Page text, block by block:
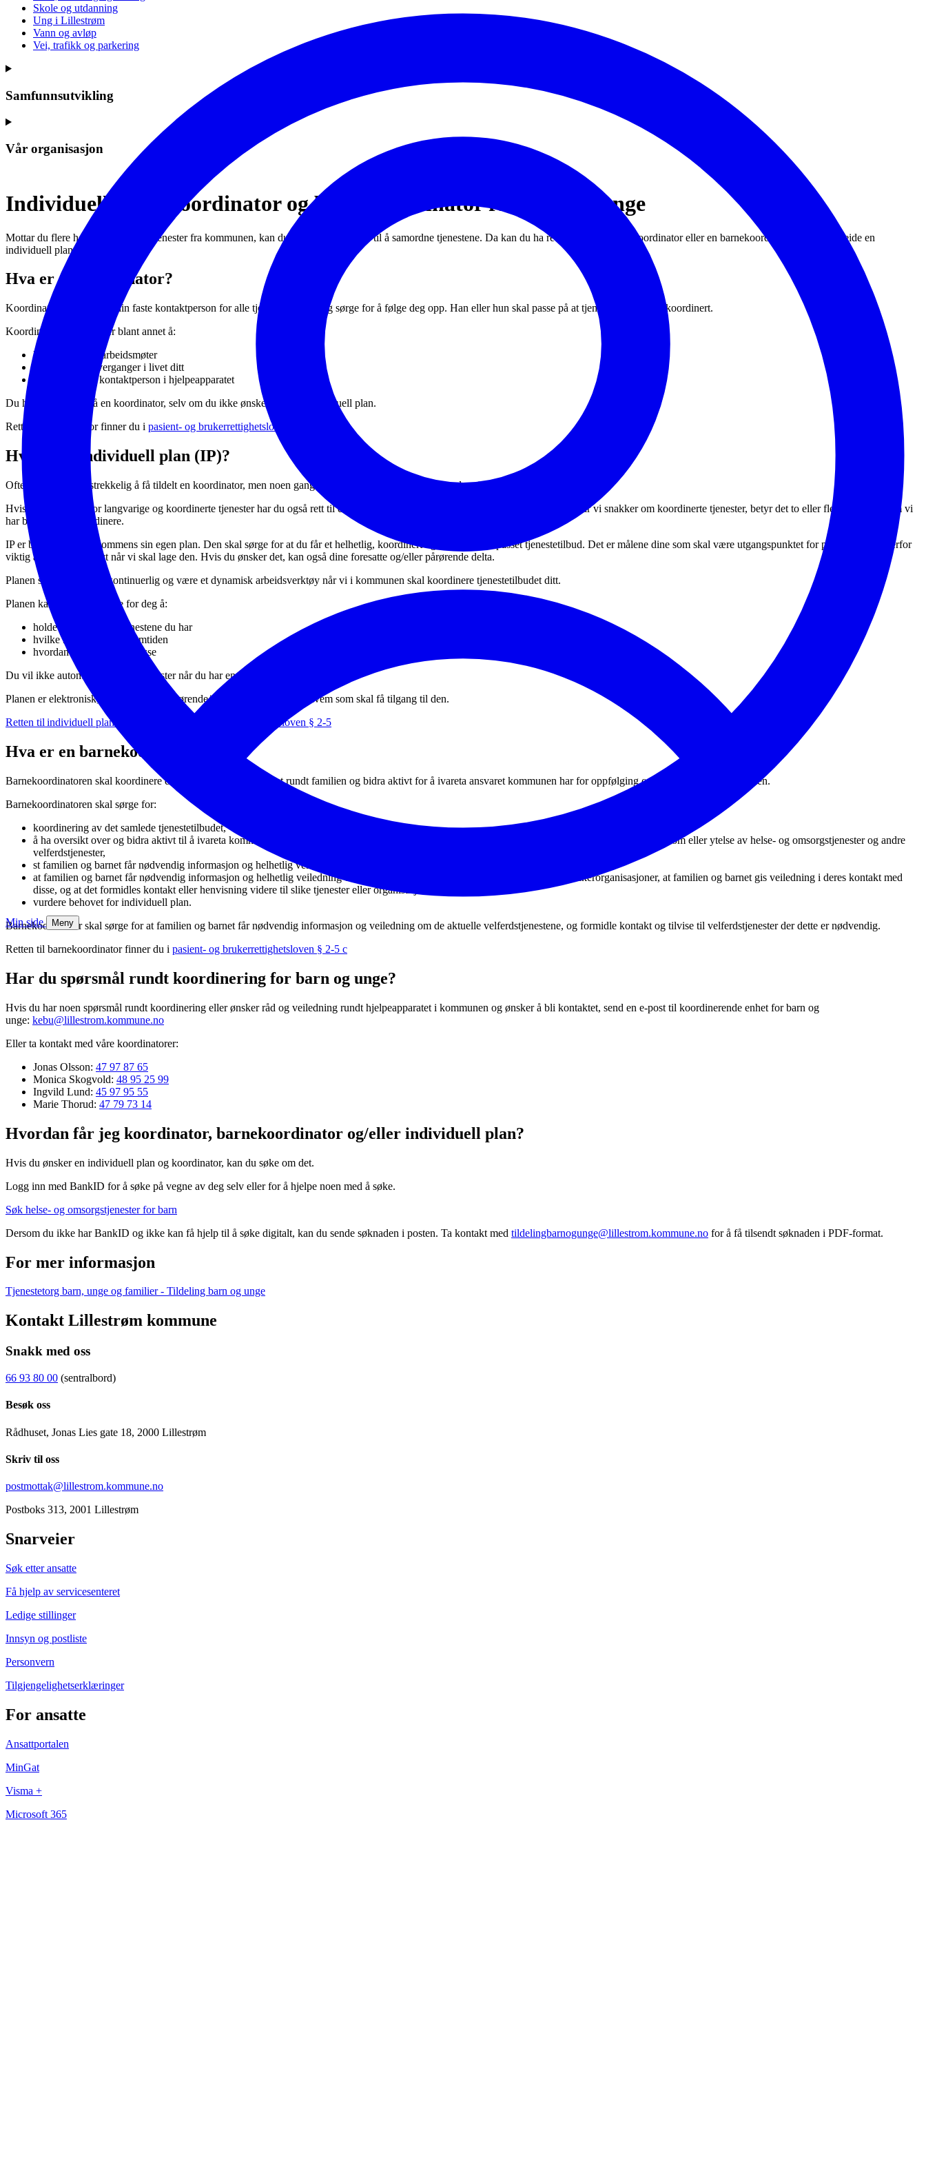
Min side Meny
Skole og utdanning
Ung i Lillestrøm
Vann og avløp
Vei, trafikk og parkering
Samfunnsutvikling
Vår organisasjon
Individuell plan, koordinator og barnekoordinator for barn og unge
Mottar du flere helse- og omsorgstjenester fra kommunen, kan du ha behov for hjelp til å samordne tjenestene. Da kan du ha rett til å få tildelt en koordinator eller en barnekoordinator og få utarbeide en
individuell plan (IP).
Hva er en koordinator?
Koordinatoren skal være din faste kontaktperson for alle tjenestene dine, og sørge for å følge deg opp. Han eller hun skal passe på at tjenestene dine blir koordinert.
Koordinatorens ansvar er blant annet å:
kalle inn til samarbeidsmøter
hjelpe til ved overganger i livet ditt
være familiens kontaktperson i hjelpeapparatet
Du har fortsatt rett på en koordinator, selv om du ikke ønsker å ha en individuell plan.
Retten til koordinator finner du i pasient- og brukerrettighetsloven 2-5 b
Hva er en individuell plan (IP)?
Ofte vil det være tilstrekkelig å få tildelt en koordinator, men noen ganger er det også hensiktsmessig med en individuell plan (IP).
Hvis du har behov for langvarige og koordinerte tjenester har du også rett til en IP. Med langvarige menes normalt lengre enn to år. Når vi snakker om koordinerte tjenester, betyr det to eller flere tjenester som vi
har behov for å koordinere.
IP er barnet eller ungdommens sin egen plan. Den skal sørge for at du får et helhetlig, koordinert og individuelt tilpasset tjenestetilbud. Det er målene dine som skal være utgangspunktet for planen. Det er derfor
viktig at du deltar aktivt når vi skal lage den. Hvis du ønsker det, kan også dine foresatte og/eller pårørende delta.
Planen skal oppdateres kontinuerlig og være et dynamisk arbeidsverktøy når vi i kommunen skal koordinere tjenestetilbudet ditt.
Planen kan gjøre det lettere for deg å:
holde oversikt over tjenestene du har
hvilke mål du har for fremtiden
hvordan du skal oppnå disse
Du vil ikke automatisk få flere tjenester når du har en individuell plan.
Planen er elektronisk, og du og dine pårørende/foresatte samtykker til hvem som skal få tilgang til den.
Retten til individuell plan finner du i pasient- og brukerrettighetsloven § 2-5
Hva er en barnekoordinator?
Barnekoordinatoren skal koordinere det samlede tjenestetilbudet rundt familien og bidra aktivt for å ivareta ansvaret kommunen har for oppfølging og tilrettelegging for familien.
Barnekoordinatoren skal sørge for:
koordinering av det samlede tjenestetilbudet,
å ha oversikt over og bidra aktivt til å ivareta kommunens ansvar for nødvendig oppfølging og tilrettelegging for familien og barnet i form av tilbud om eller ytelse av helse- og omsorgstjenester og andre
velferdstjenester,
st familien og barnet får nødvendig informasjon og helhetlig veiledning om helse- og omsorgstjenestetilbudet,
at familien og barnet får nødvendig informasjon og helhetlig veiledning om andre velferdstjenester og relevante pasient- og brukerorganisasjoner, at familien og barnet gis veiledning i deres kontakt med
disse, og at det formidles kontakt eller henvisning videre til slike tjenester eller organisasjoner.
vurdere behovet for individuell plan.
Barnekoordinator skal sørge for at familien og barnet får nødvendig informasjon og veiledning om de aktuelle velferdstjenestene, og formidle kontakt og tilvise til velferdstjenester der dette er nødvendig.
Retten til barnekoordinator finner du i pasient- og brukerrettighetsloven § 2-5 c
Har du spørsmål rundt koordinering for barn og unge?
Hvis du har noen spørsmål rundt koordinering eller ønsker råd og veiledning rundt hjelpeapparatet i kommunen og ønsker å bli kontaktet, send en e-post til koordinerende enhet for barn og
unge: kebu@lillestrom.kommune.no
Eller ta kontakt med våre koordinatorer:
Jonas Olsson: 47 97 87 65
Monica Skogvold: 48 95 25 99
Ingvild Lund: 45 97 95 55
Marie Thorud: 47 79 73 14
Hvordan får jeg koordinator, barnekoordinator og/eller individuell plan?
Hvis du ønsker en individuell plan og koordinator, kan du søke om det.
Logg inn med BankID for å søke på vegne av deg selv eller for å hjelpe noen med å søke.
Søk helse- og omsorgstjenester for barn
Dersom du ikke har BankID og ikke kan få hjelp til å søke digitalt, kan du sende søknaden i posten. Ta kontakt med tildelingbarnogunge@lillestrom.kommune.no for å få tilsendt søknaden i PDF-format.
For mer informasjon
Tjenestetorg barn, unge og familier - Tildeling barn og unge
Kontakt Lillestrøm kommune
Snakk med oss
66 93 80 00 (sentralbord)
Besøk oss
Rådhuset, Jonas Lies gate 18, 2000 Lillestrøm
Skriv til oss
postmottak@lillestrom.kommune.no
Postboks 313, 2001 Lillestrøm
Snarveier
Søk etter ansatte
Få hjelp av servicesenteret
Ledige stillinger
Innsyn og postliste
Personvern
Tilgjengelighetserklæringer
For ansatte
Ansattportalen
MinGat
Visma +
Microsoft 365